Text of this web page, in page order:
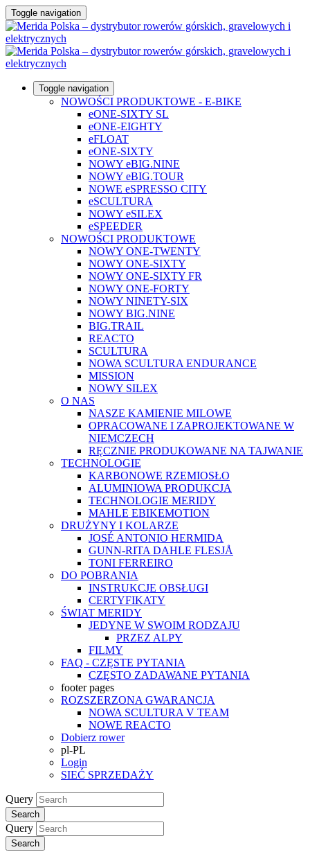
Toggle navigation
Toggle navigation
NOWOŚCI PRODUKTOWE - E-BIKE
eONE-SIXTY SL
eONE-EIGHTY
eFLOAT
eONE-SIXTY
NOWY eBIG.NINE
NOWY eBIG.TOUR
NOWE eSPRESSO CITY
eSCULTURA
NOWY eSILEX
eSPEEDER
NOWOŚCI PRODUKTOWE
NOWY ONE-TWENTY
NOWY ONE-SIXTY
NOWY ONE-SIXTY FR
NOWY ONE-FORTY
NOWY NINETY-SIX
NOWY BIG.NINE
BIG.TRAIL
REACTO
SCULTURA
NOWA SCULTURA ENDURANCE
MISSION
NOWY SILEX
O NAS
NASZE KAMIENIE MILOWE
OPRACOWANE I ZAPROJEKTOWANE W
NIEMCZECH
RĘCZNIE PRODUKOWANE NA TAJWANIE
TECHNOLOGIE
KARBONOWE RZEMIOSŁO
ALUMINIOWA PRODUKCJA
TECHNOLOGIE MERIDY
MAHLE EBIKEMOTION
DRUŻYNY I KOLARZE
JOSÉ ANTONIO HERMIDA
GUNN-RITA DAHLE FLESJÅ
TONI FERREIRO
DO POBRANIA
INSTRUKCJE OBSŁUGI
CERTYFIKATY
ŚWIAT MERIDY
JEDYNE W SWOIM RODZAJU
PRZEZ ALPY
FILMY
FAQ - CZĘSTE PYTANIA
CZĘSTO ZADAWANE PYTANIA
footer pages
ROZSZERZONA GWARANCJA
NOWA SCULTURA V TEAM
NOWE REACTO
Dobierz rower
pl-PL
Login
SIEĆ SPRZEDAŻY
Query
Search
Query
Search